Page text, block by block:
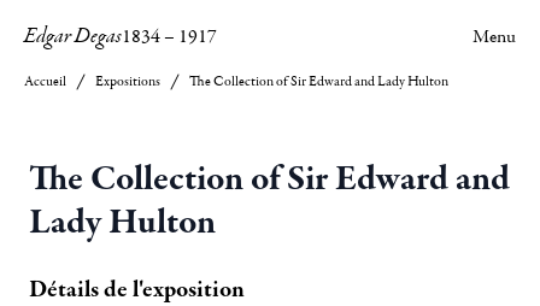
Edgar Degas1834– 1917 Menu
Accueil Expositions The Collection of Sir Edward and Lady Hulton
The Collection of Sir Edward and
Lady Hulton
Détails de l'exposition